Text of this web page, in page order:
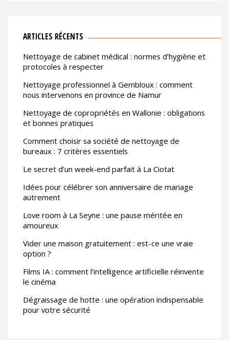
ARTICLES RÉCENTS
Nettoyage de cabinet médical : normes d’hygiène et
protocoles à respecter
Nettoyage professionnel à Gembloux : comment
nous intervenons en province de Namur
Nettoyage de copropriétés en Wallonie : obligations
et bonnes pratiques
Comment choisir sa société de nettoyage de
bureaux : 7 critères essentiels
Le secret d’un week-end parfait à La Ciotat
Idées pour célébrer son anniversaire de mariage
autrement
Love room à La Seyne : une pause méritée en
amoureux
Vider une maison gratuitement : est-ce une vraie
option ?
Films IA : comment l’intelligence artificielle réinvente
le cinéma
Dégraissage de hotte : une opération indispensable
pour votre sécurité